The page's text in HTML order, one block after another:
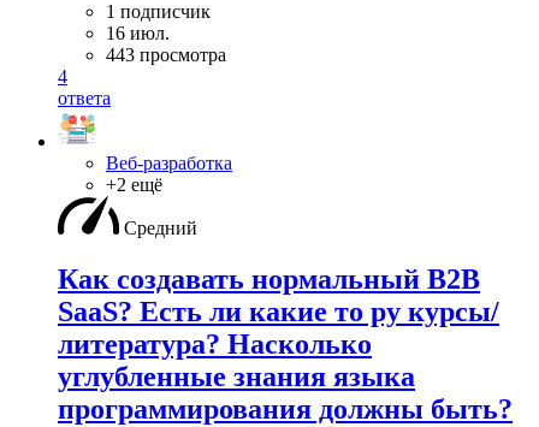
1 подписчик
16 июл.
443 просмотра
4
ответа
Веб-разработка
+2 ещё
Средний
Как создавать нормальный B2B
SaaS? Есть ли какие то ру курсы/
литература? Насколько
углубленные знания языка
программирования должны быть?